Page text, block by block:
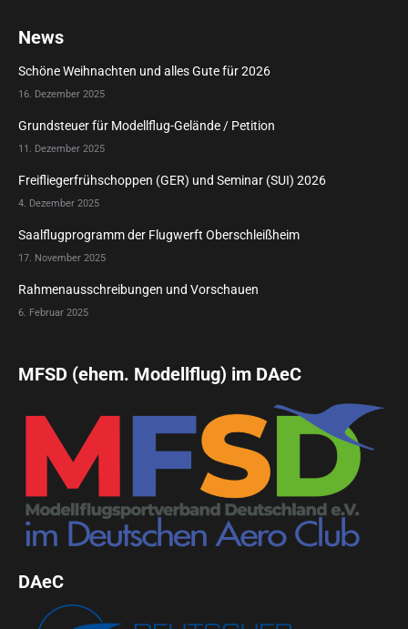
News
Schöne Weihnachten und alles Gute für 2026
16. Dezember 2025
Grundsteuer für Modellflug-Gelände / Petition
11. Dezember 2025
Freifliegerfrühschoppen (GER) und Seminar (SUI) 2026
4. Dezember 2025
Saalflugprogramm der Flugwerft Oberschleißheim
17. November 2025
Rahmenausschreibungen und Vorschauen
6. Februar 2025
MFSD (ehem. Modellflug) im DAeC
DAeC